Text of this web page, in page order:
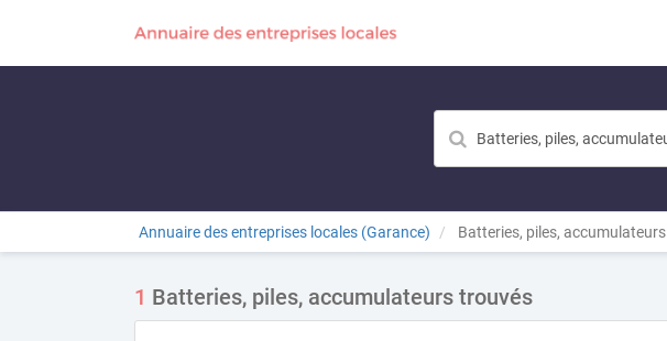
Annuaire des entreprises locales (Garance) Batteries, piles, accumulateurs
1 Batteries, piles, accumulateurs trouvés